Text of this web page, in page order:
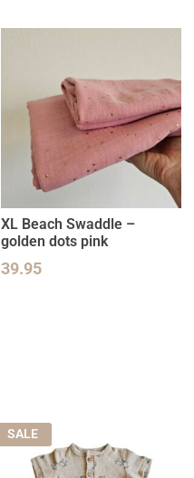
XL Beach Swaddle –
golden dots pink
39.95
SALE